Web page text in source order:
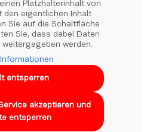
den eigentlichen Inhalt
Sie auf die Schaltfläche
Sie, dass dabei Daten
werden.
entsperren
akzeptieren und
entsperren